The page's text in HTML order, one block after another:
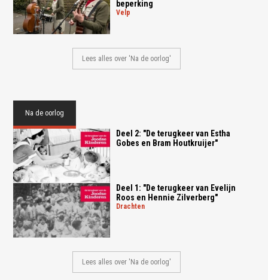
beperking
velp
Lees alles over 'Na de oorlog'
Na de oorlog
Deel 2: "De terugkeer van Estha
Gobes en Bram Houtkruijer"
Deel 1: "De terugkeer van Evelijn
Roos en Hennie Zilverberg"
drachten
Lees alles over 'Na de oorlog'